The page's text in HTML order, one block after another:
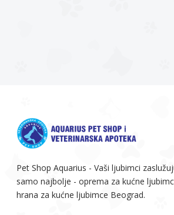
Pet Shop Aquarius - Vaši ljubimci
samo najbolje - oprema za kućne
hrana za kućne ljubimce Beograd.